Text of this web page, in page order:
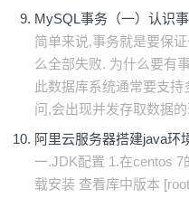
MySQL事务（一）认识
简单来说,事务就是要保
么全部失败. 为什么要有
此数据库系统通常要支
问,会出现并发存取数据
阿里云服务器搭建java环
一.JDK配置 1.在centos
载安装 查看库中版本